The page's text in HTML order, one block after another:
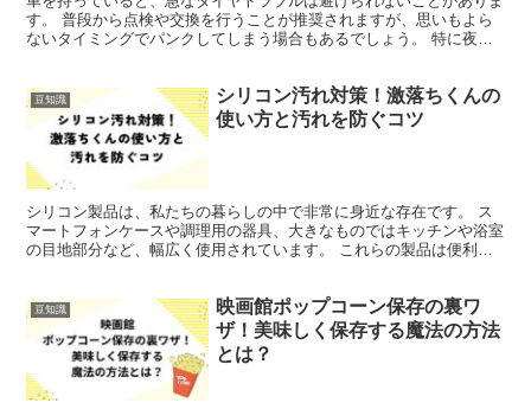
す。 普段から点検や交換を行うことが推奨されますが、思いもよら
ないタイミングでパンクしてしまう場合もあるでしょう。 特に夜間
豆知識
シリコン汚れ対策！激落ちくんの
使い方と汚れを防ぐコツ
シリコン製品は、私たちの暮らしの中で非常に身近な存在です。 ス
マートフォンケースや調理用の器具、大きなものではキッチンや浴室
の目地部分など、幅広く使用されています。 これらの製品は便利で
豆知識
映画館ポップコーン保存の裏ワ
ザ！美味しく保存する魔法の方法
とは？